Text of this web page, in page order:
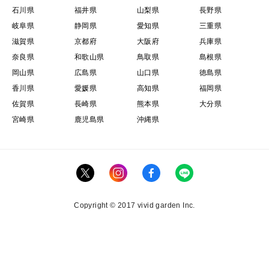
石川県
福井県 山梨県
長野県
岐阜県
静岡県 愛知県
三重県
滋賀県
京都府 大阪府
兵庫県
奈良県
和歌山県 鳥取県
島根県
岡山県
広島県 山口県
徳島県
香川県
愛媛県 高知県
福岡県
佐賀県
長崎県 熊本県
大分県
宮崎県
鹿児島県 沖縄県
Copyright © 2017 vivid garden Inc.